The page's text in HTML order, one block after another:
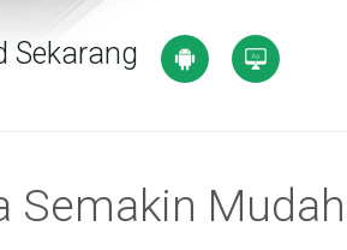
Sekarang
Semakin Mudah